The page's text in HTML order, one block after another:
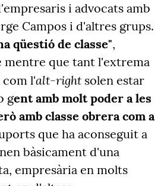
i advocats amb
Campos i d'altres grups.
qüestió de classe",
mentre que tant l'extrema
l'alt-right solen estar
gent amb molt poder a les
amb classe obrera com a
que ha aconseguit a
bàsicament d'una
empresària en molts